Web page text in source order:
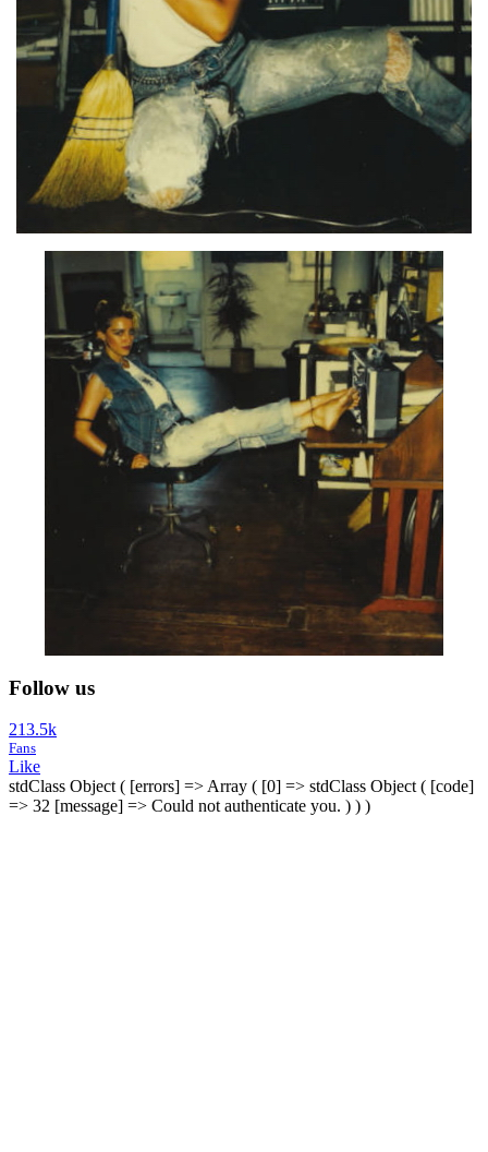
Follow us
213.5k
Fans
Like
stdClass Object ( [errors] => Array ( [0] => stdClass Object ( [code]
=> 32 [message] => Could not authenticate you. ) ) )